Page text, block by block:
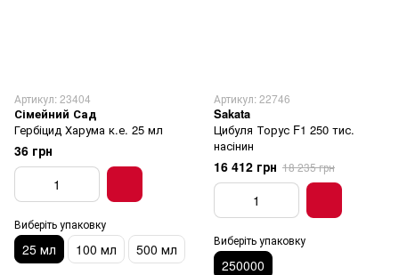
Артикул: 23404
Сімейний Сад
Гербіцид Харума к.е. 25 мл
36 грн
Виберіть упаковку
25 мл 100 мл 500 мл
Артикул: 22746
Sakata
Цибуля Торус F1 250 тис.
насінин
16 412 грн 18 235 грн
Виберіть упаковку
250000